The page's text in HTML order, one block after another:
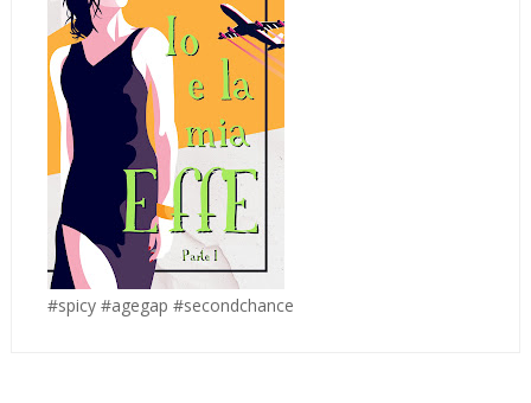
#spicy #agegap #secondchance